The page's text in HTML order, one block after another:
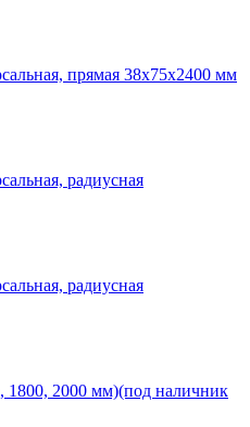
прямая 38х75х2400 мм
радиусная
радиусная
2000 мм)(под наличник